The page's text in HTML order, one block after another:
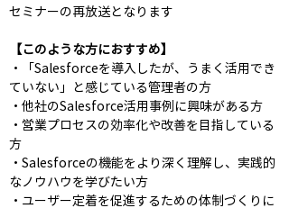
セミナーの再放送となります
【このような方におすすめ】
・「Salesforceを導入したが、うまく活用でき
ていない」と感じている管理者の方
・他社のSalesforce活用事例に興味がある方
・営業プロセスの効率化や改善を目指している
方
・Salesforceの機能をより深く理解し、実践的
なノウハウを学びたい方
・ユーザー定着を促進するための体制づくりに